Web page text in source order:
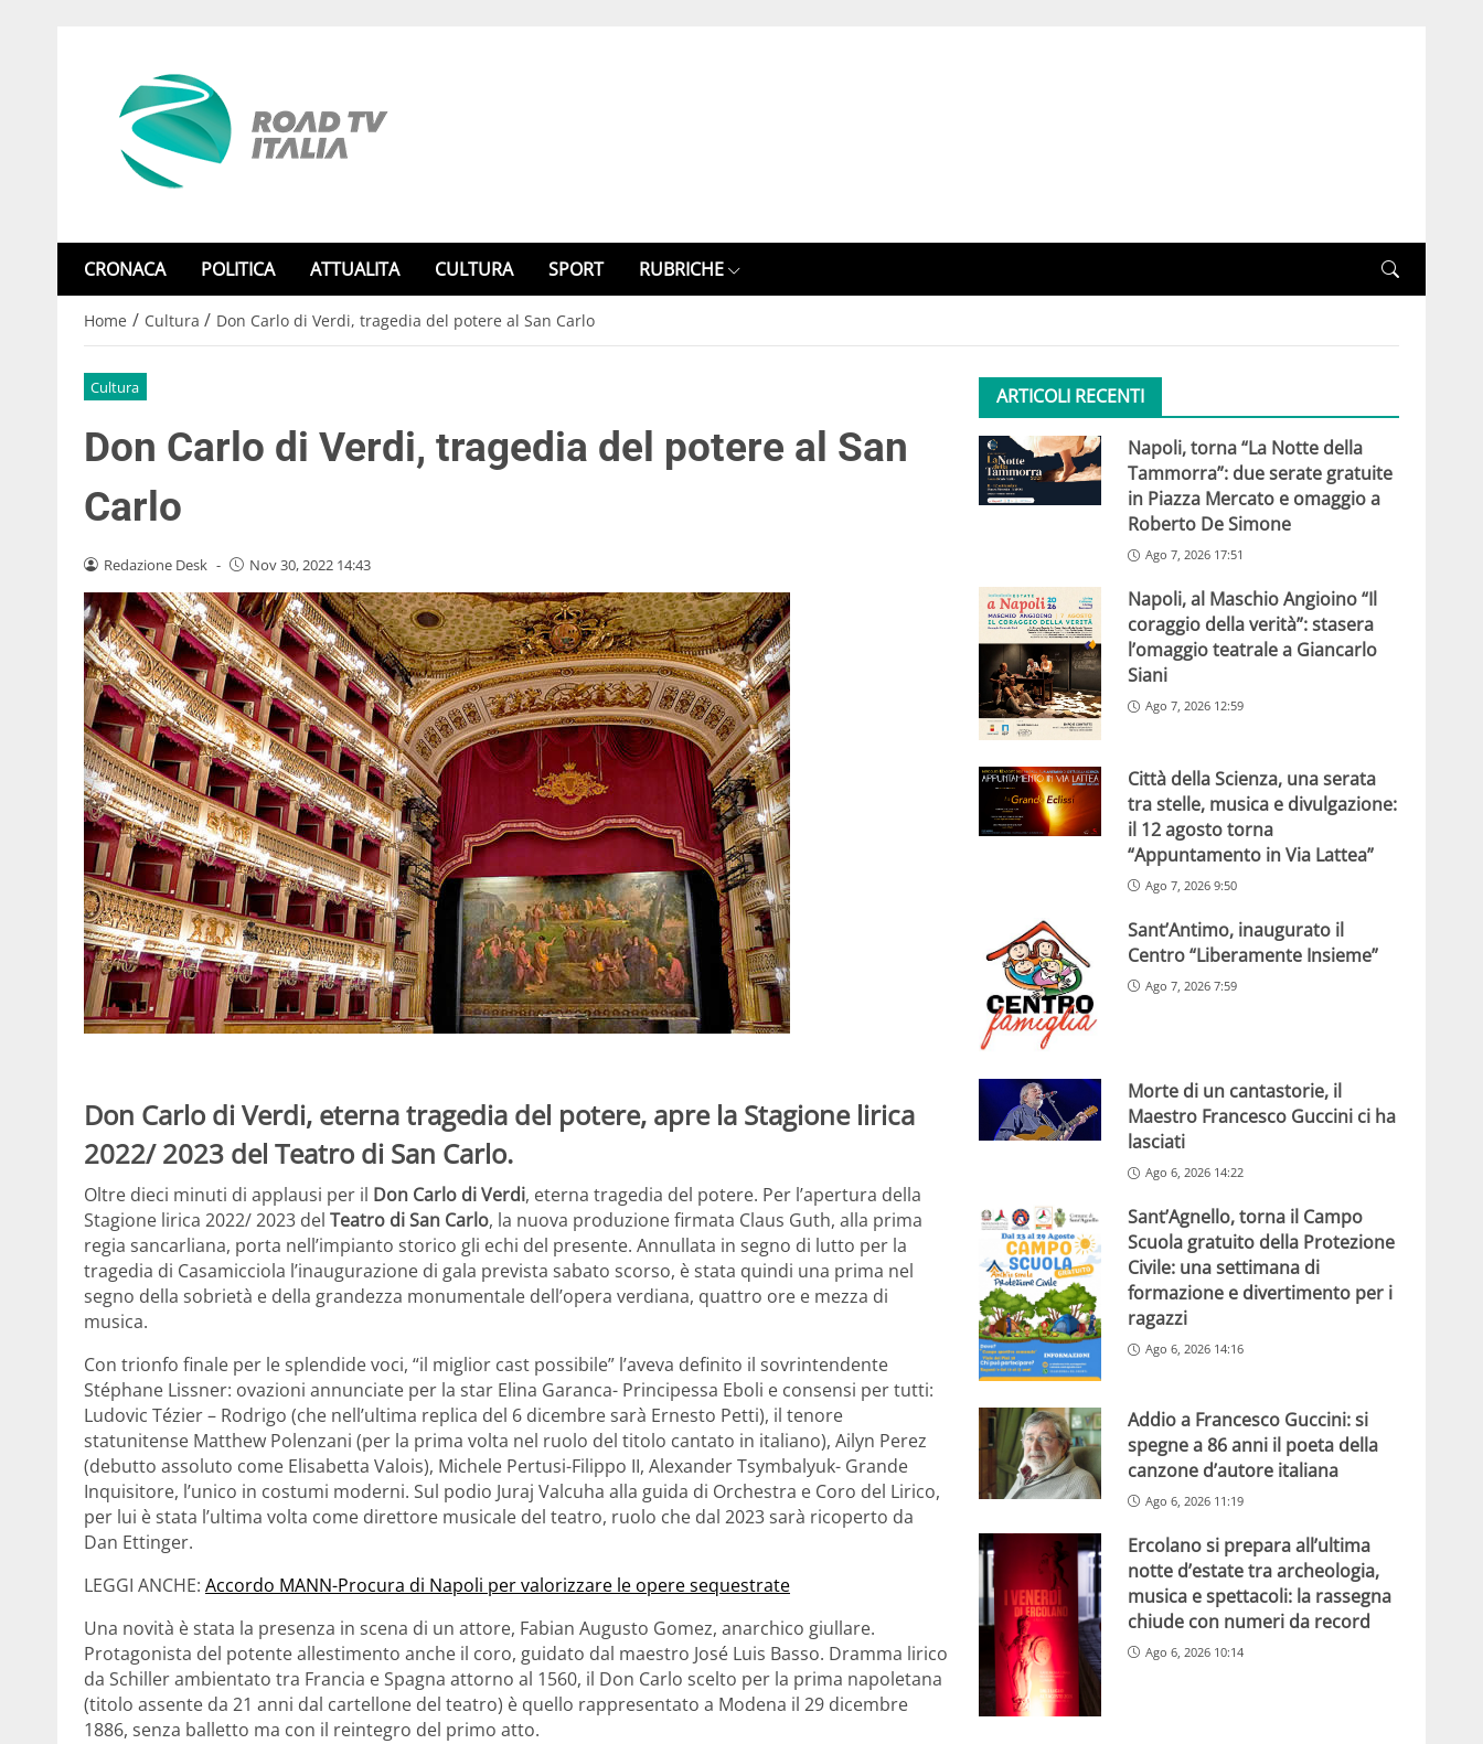
CRONACA POLITICA ATTUALITA CULTURA SPORT RUBRICHE
Home / Cultura / Don Carlo di Verdi, tragedia del potere al San Carlo
Cultura
Don Carlo di Verdi, tragedia del potere al San
Carlo
Redazione Desk - Nov 30, 2022 14:43
Don Carlo di Verdi, eterna tragedia del potere, apre la Stagione lirica
2022/ 2023 del Teatro di San Carlo.
Oltre dieci minuti di applausi per il Don Carlo di Verdi, eterna tragedia del potere. Per l’apertura della
Stagione lirica 2022/ 2023 del Teatro di San Carlo, la nuova produzione firmata Claus Guth, alla prima
regia sancarliana, porta nell’impianto storico gli echi del presente. Annullata in segno di lutto per la
tragedia di Casamicciola l’inaugurazione di gala prevista sabato scorso, è stata quindi una prima nel
segno della sobrietà e della grandezza monumentale dell’opera verdiana, quattro ore e mezza di
musica.
Con trionfo finale per le splendide voci, “il miglior cast possibile” l’aveva definito il sovrintendente
Stéphane Lissner: ovazioni annunciate per la star Elina Garanca- Principessa Eboli e consensi per tutti:
Ludovic Tézier – Rodrigo (che nell’ultima replica del 6 dicembre sarà Ernesto Petti), il tenore
statunitense Matthew Polenzani (per la prima volta nel ruolo del titolo cantato in italiano), Ailyn Perez
(debutto assoluto come Elisabetta Valois), Michele Pertusi-Filippo II, Alexander Tsymbalyuk- Grande
Inquisitore, l’unico in costumi moderni. Sul podio Juraj Valcuha alla guida di Orchestra e Coro del Lirico,
per lui è stata l’ultima volta come direttore musicale del teatro, ruolo che dal 2023 sarà ricoperto da
Dan Ettinger.
LEGGI ANCHE: Accordo MANN-Procura di Napoli per valorizzare le opere sequestrate
Una novità è stata la presenza in scena di un attore, Fabian Augusto Gomez, anarchico giullare.
Protagonista del potente allestimento anche il coro, guidato dal maestro José Luis Basso. Dramma lirico
da Schiller ambientato tra Francia e Spagna attorno al 1560, il Don Carlo scelto per la prima napoletana
(titolo assente da 21 anni dal cartellone del teatro) è quello rappresentato a Modena il 29 dicembre
1886, senza balletto ma con il reintegro del primo atto.
ARTICOLI RECENTI
Napoli, torna “La Notte della
Tammorra”: due serate gratuite
in Piazza Mercato e omaggio a
Roberto De Simone
Ago 7, 2026 17:51
Napoli, al Maschio Angioino “Il
coraggio della verità”: stasera
l’omaggio teatrale a Giancarlo
Siani
Ago 7, 2026 12:59
Città della Scienza, una serata
tra stelle, musica e divulgazione:
il 12 agosto torna
“Appuntamento in Via Lattea”
Ago 7, 2026 9:50
Sant’Antimo, inaugurato il
Centro “Liberamente Insieme”
Ago 7, 2026 7:59
Morte di un cantastorie, il
Maestro Francesco Guccini ci ha
lasciati
Ago 6, 2026 14:22
Sant’Agnello, torna il Campo
Scuola gratuito della Protezione
Civile: una settimana di
formazione e divertimento per i
ragazzi
Ago 6, 2026 14:16
Addio a Francesco Guccini: si
spegne a 86 anni il poeta della
canzone d’autore italiana
Ago 6, 2026 11:19
Ercolano si prepara all’ultima
notte d’estate tra archeologia,
musica e spettacoli: la rassegna
chiude con numeri da record
Ago 6, 2026 10:14